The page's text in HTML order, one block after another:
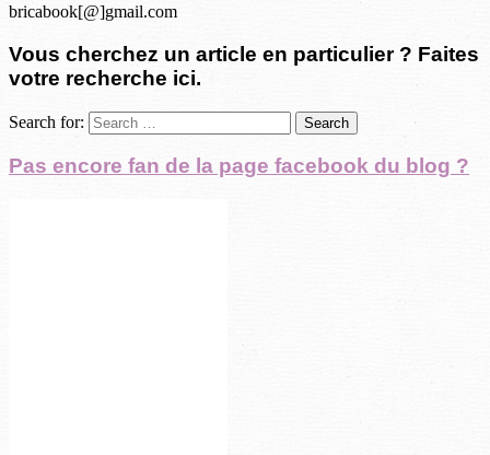
bricabook[@]gmail.com
Vous cherchez un article en particulier ? Faites
votre recherche ici.
Search for:
Pas encore fan de la page facebook du blog ?